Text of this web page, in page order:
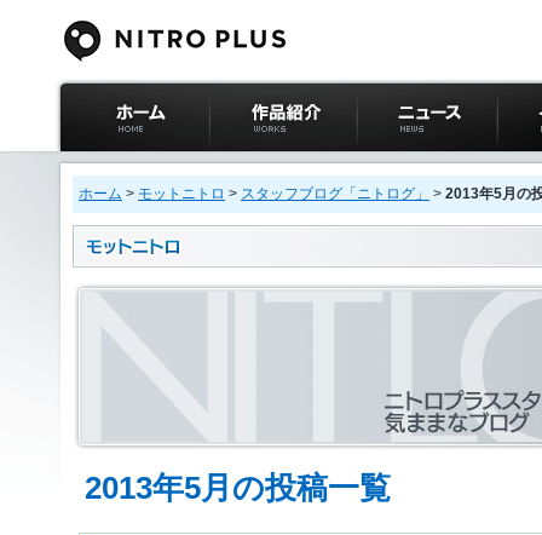
ニトロプラス公式
サイト ホーム
作品紹介 ニュース イベ
ホーム > モットニトロ > スタッフブログ「ニトログ」 > 2013年5月の
2013年5月の投稿一覧